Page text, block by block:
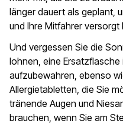
länger dauert als geplant,
und Ihre Mitfahrer versorgt
Und vergessen Sie die
lohnen, eine
aufzubewahren, ebenso
Allergietabletten, die Sie
tränende Augen und
brauchen, wenn Sie am